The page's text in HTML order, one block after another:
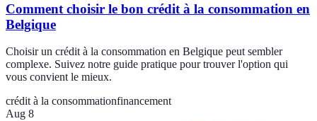
Comment choisir le bon crédit à la consommation en
Belgique
Choisir un crédit à la consommation en Belgique peut sembler
complexe. Suivez notre guide pratique pour trouver l'option qui
vous convient le mieux.
crédit à la consommationfinancement
Aug 8